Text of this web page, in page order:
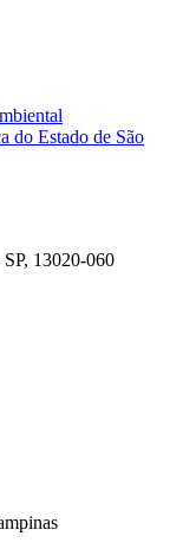
do Estado de São
13020-060